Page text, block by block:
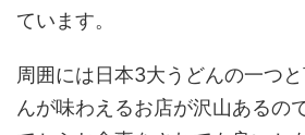
ています。
周囲には日本3大うどんの一つ
んが味わえるお店が沢山あるの